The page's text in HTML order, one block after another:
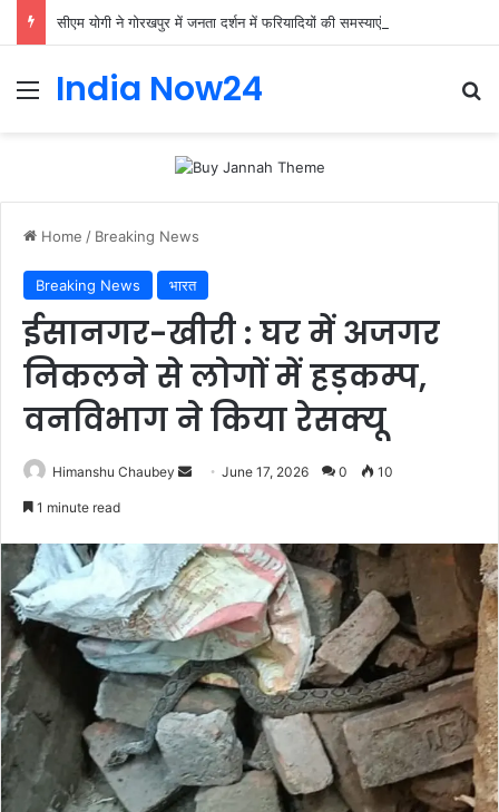
सीएम योगी ने गोरखपुर में जनता दर्शन में फरियादियों की समस्याएं सुनीं।
India Now24
Home / Breaking News
Breaking News भारत
ईसानगर-खीरी : घर में अजगर
निकलने से लोगों में हड़कम्प,
वनविभाग ने किया रेसक्यू
Himanshu Chaubey June 17, 2026 0 10
1 minute read